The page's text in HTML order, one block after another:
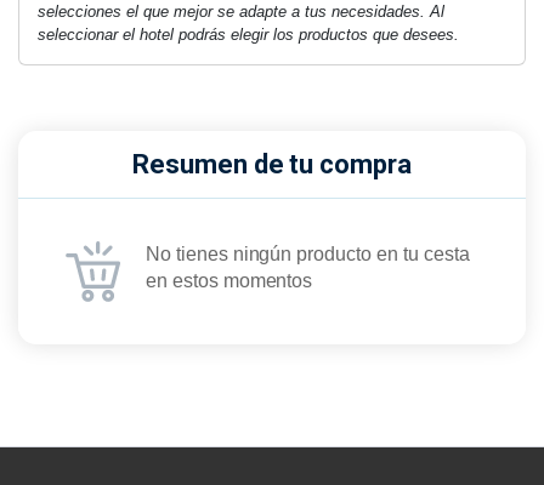
selecciones el que mejor se adapte a tus necesidades. Al
seleccionar el hotel podrás elegir los productos que desees.
Resumen de tu compra
No tienes ningún producto en tu cesta
en estos momentos